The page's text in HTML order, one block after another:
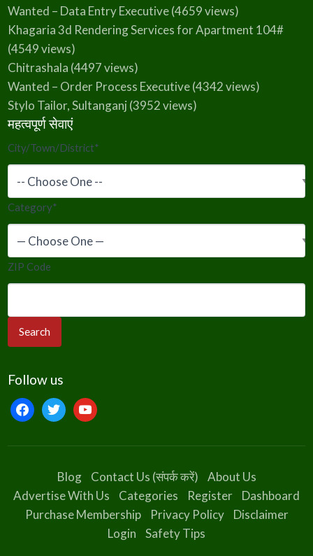
Wanted – Data Entry Executive(4659 views)
Khagaria 3d Rendering Services for Apartment 104#
(4549 views)
Chitrashala (4497 views)
Wanted – Order Process Executive(4342 views)
Stylo Tailor, Sultanganj (3952 views)
महत्वपूर्ण सेवाएं
City/Town/District*
Category*
ZIP Code
Follow us
facebooktwitteryoutube
Blog Contact Us (संपर्क करें)
About Us
Advertise With Us
Categories Register
Dashboard
Purchase Membership
Privacy Policy
Disclaimer
Login
Safety Tips